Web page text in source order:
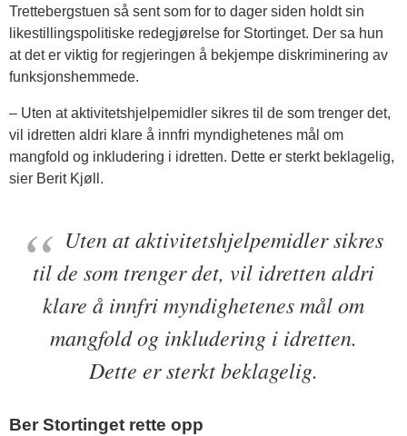
Trettebergstuen så sent som for to dager siden holdt sin
likestillingspolitiske redegjørelse for Stortinget. Der sa hun
at det er viktig for regjeringen å bekjempe diskriminering av
funksjonshemmede.
– Uten at aktivitetshjelpemidler sikres til de som trenger det,
vil idretten aldri klare å innfri myndighetenes mål om
mangfold og inkludering i idretten. Dette er sterkt beklagelig,
sier Berit Kjøll.
Uten at aktivitetshjelpemidler sikres
til de som trenger det, vil idretten aldri
klare å innfri myndighetenes mål om
mangfold og inkludering i idretten.
Dette er sterkt beklagelig.
Ber Stortinget rette opp